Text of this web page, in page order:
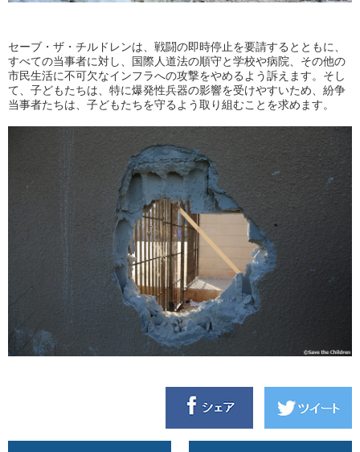
セーブ・ザ・チルドレンは、戦闘の即時停止を要請するとともに、
すべての当事者に対し、国際人道法の順守と学校や病院、その他の
市民生活に不可欠なインフラへの攻撃をやめるよう訴えます。そし
て、子どもたちは、特に爆発性兵器の影響を受けやすいため、紛争
当事者たちは、子どもたちを守るよう取り組むことを求めます。